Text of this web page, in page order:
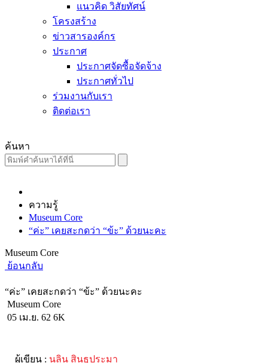
แนวคิด วิสัยทัศน์
โครงสร้าง
ข่าวสารองค์กร
ประกาศ
ประกาศจัดซื้อจัดจ้าง
ประกาศทั่วไป
ร่วมงานกับเรา
ติดต่อเรา
ค้นหา
ความรู้
Museum Core
“ค่ะ” เคยสะกดว่า “ข้ะ” ด้วยนะคะ
Museum Core
ย้อนกลับ
“ค่ะ” เคยสะกดว่า “ข้ะ” ด้วยนะคะ
Museum Core
05 เม.ย. 62 6K
ผู้เขียน : นลิน สินธุประมา